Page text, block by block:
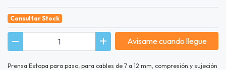
Consultar Stock
Avísame cuando llegue
Prensa Estopa para paso, para cables de 7 a 12 mm, compresión y sujeción